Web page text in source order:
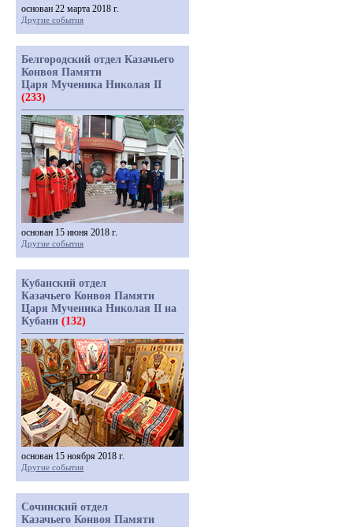
основан 22 марта 2018 г.
Другие события
Белгородский отдел Казачьего
Конвоя Памяти
Царя Мученика Николая II
(233)
основан 15 июня 2018 г.
Другие события
Кубанский отдел
Казачьего Конвоя Памяти
Царя Мученика Николая II на
Кубани (132)
основан 15 ноября 2018 г.
Другие события
Сочинский отдел
Казачьего Конвоя Памяти